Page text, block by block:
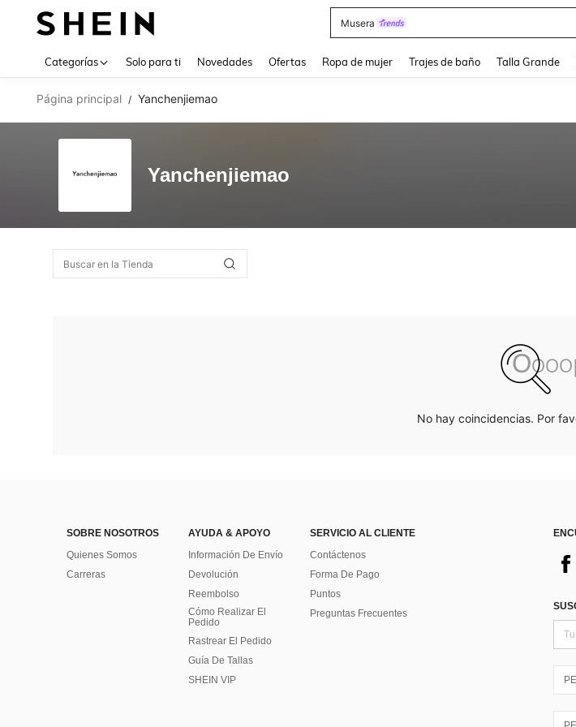
Musera
Categorías Solo para ti Novedades Ofertas Ropa de mujer Trajes de baño Talla Grande
Página principal / Yanchenjiemao
Yanchenjiemao
No hay coincidencias. Por
SOBRE NOSOTROS
Quienes Somos
Carreras
AYUDA & APOYO
Información De Envío
Devolución
Reembolso
Cómo Realizar El
Pedido
Rastrear El Pedido
Guía De Tallas
SHEIN VIP
SERVICIO AL CLIENTE
Contáctenos
Forma De Pago
Puntos
Preguntas Frecuentes